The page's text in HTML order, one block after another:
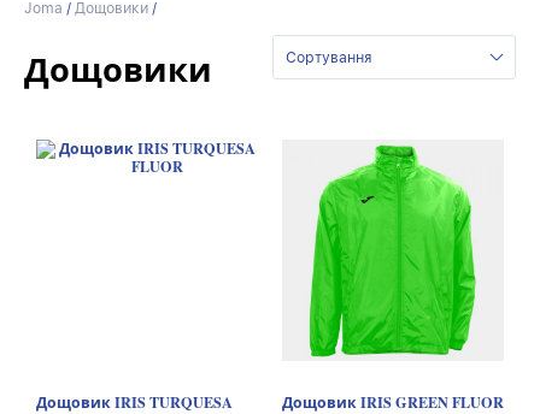
Joma / Дощовики /
Дощовики Сортування
Дощовик IRIS TURQUESA
Дощовик IRIS GREEN FLUOR